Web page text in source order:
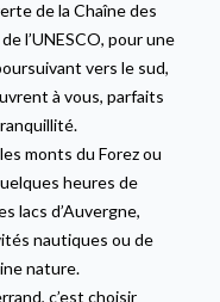
de la Chaîne des
l’UNESCO, pour une
vers le sud,
à vous, parfaits
monts du Forez ou
heures de
lacs d’Auvergne,
nautiques ou de
nature.
c’est choisir